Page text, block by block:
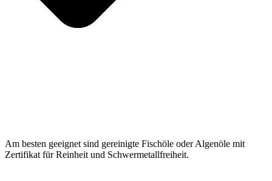
Am besten geeignet sind gereinigte Fischöle oder Algenöle mit
Zertifikat für Reinheit und Schwermetallfreiheit.